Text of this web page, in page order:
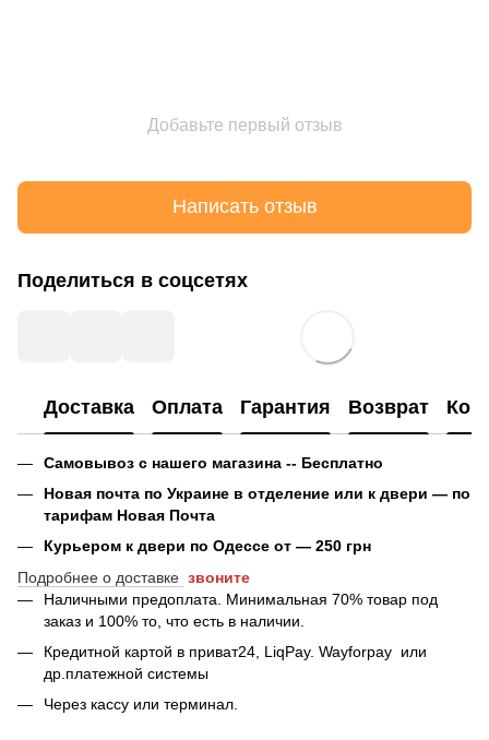
Добавьте первый отзыв
Написать отзыв
Поделиться в соцсетях
Доставка Оплата Гарантия Возврат
Самовывоз с нашего магазина -- Бесплатно
Новая почта по Украине в отделение или к двери — по
тарифам Новая Почта
Курьером к двери по Одессе от — 250 грн
Подробнее о доставке звоните
Наличными предоплата. Минимальная 70% товар под
заказ и 100% то, что есть в наличии.
Кредитной картой в приват24, LiqPay. Wayforpay или
др.платежной системы
Через кассу или терминал.